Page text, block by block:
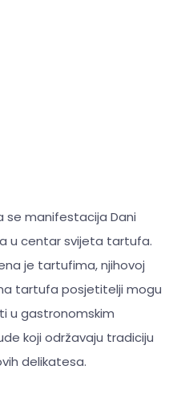
se manifestacija Dani
u centar svijeta tartufa.
je tartufima, njihovoj
tartufa posjetitelji mogu
u gastronomskim
koji održavaju tradiciju
delikatesa.